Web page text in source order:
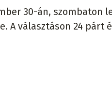
30-án, szombaton
A választáson 24